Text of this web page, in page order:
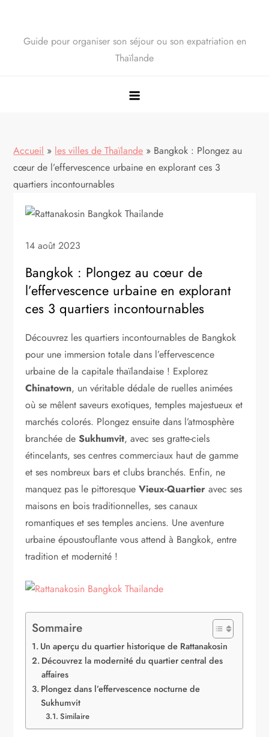
Guide pour organiser son séjour ou son expatriation en
Thaïlande
Accueil » les villes de Thaïlande » Bangkok : Plongez au
cœur de l’effervescence urbaine en explorant ces 3
quartiers incontournables
14 août 2023
Bangkok : Plongez au cœur de
l’effervescence urbaine en explorant
ces 3 quartiers incontournables
Découvrez les quartiers incontournables de Bangkok
pour une immersion totale dans l’effervescence
urbaine de la capitale thaïlandaise ! Explorez
Chinatown, un véritable dédale de ruelles animées
où se mêlent saveurs exotiques, temples majestueux et
marchés colorés. Plongez ensuite dans l’atmosphère
branchée deSukhumvit, avec ses gratte-ciels
étincelants, ses centres commerciaux haut de gamme
et ses nombreux bars et clubs branchés. Enfin, ne
manquez pas le pittoresqueVieux-Quartier avec ses
maisons en bois traditionnelles, ses canaux
romantiques et ses temples anciens. Une aventure
urbaine époustouflante vous attend à Bangkok, entre
tradition et modernité !
Sommaire
Un aperçu du quartier historique de Rattanakosin
Découvrez la modernité du quartier central des
affaires
Plongez dans l’effervescence nocturne de
Sukhumvit
Similaire